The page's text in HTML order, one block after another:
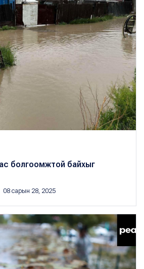
болгоомжтой байхыг
08 сарын 28, 2025